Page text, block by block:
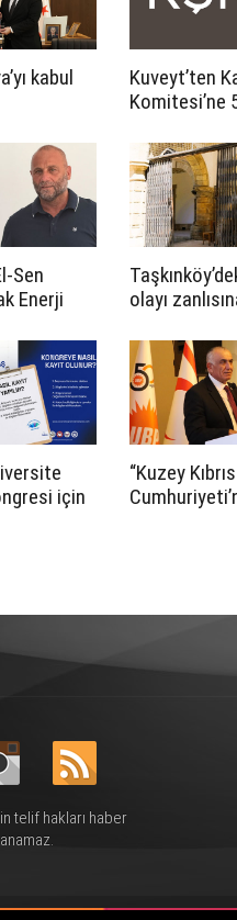
kabul
Kuveyt’ten
Komitesi’ne
Sen
Enerji
olayı
için
“Kuzey
telif hakları haber